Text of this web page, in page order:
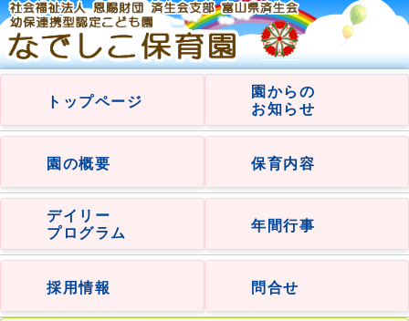
トップページ
園からの
お知らせ
園の概要 保育内容
デイリー
プログラム
年間行事
採用情報 問合せ